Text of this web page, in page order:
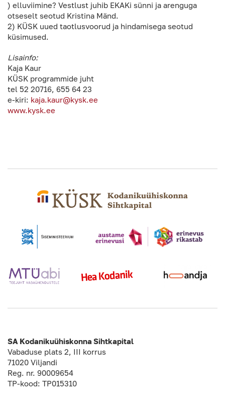
) elluviimine? Vestlust juhib EKAKi sünni ja arenguga
otseselt seotud Kristina Mänd.
2) KÜSK uued taotlusvoorud ja hindamisega seotud
küsimused.
Lisainfo:
Kaja Kaur
KÜSK programmide juht
tel 52 20716, 655 64 23
e-kiri: kaja.kaur@kysk.ee
www.kysk.ee
SA Kodanikuühiskonna Sihtkapital
Vabaduse plats 2, III korrus
71020 Viljandi
Reg. nr. 90009654
TP-kood: TP015310